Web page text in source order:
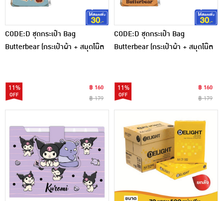
CODE:D ชุดกระเป๋า Bag
Butterbear (กระเป๋าผ้า + สมุดโน๊ต
11%
฿ 160
฿ 179
CODE:D ชุดกระเป๋า Bag
Butterbear (กระเป๋าผ้า + สมุดโน๊ต
11%
฿ 160
฿ 179